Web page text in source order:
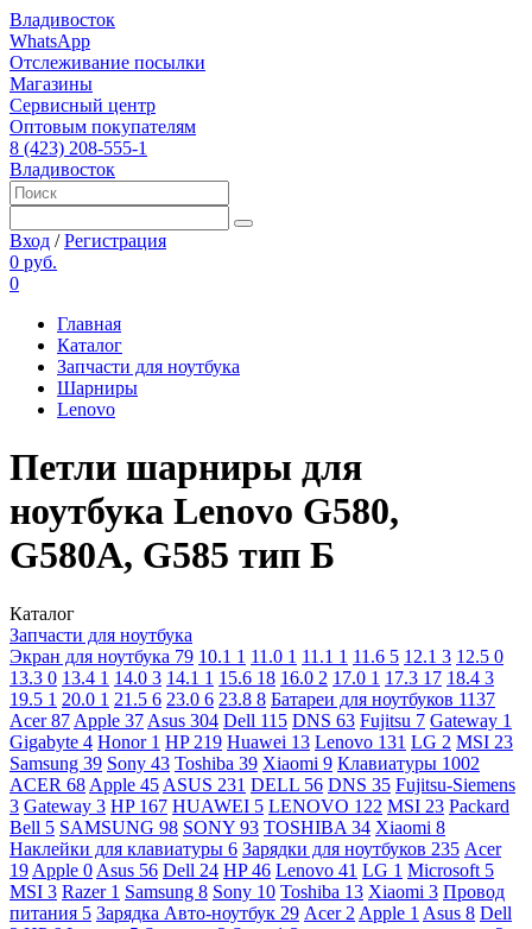
Владивосток
WhatsApp
Отслеживание посылки
Магазины
Сервисный центр
Оптовым покупателям
8 (423) 208-555-1
Владивосток
Вход /Регистрация
0 руб.
0
Главная
Каталог
Запчасти для ноутбука
Шарниры
Lenovo
Петли шарниры для
ноутбука Lenovo G580,
G580A, G585 тип Б
Каталог
Запчасти для ноутбука
Экран для ноутбука 79 10.1 1 11.0 1 11.1 1 11.6 5 12.1 3 12.5 0
13.3 0 13.4 1 14.0 3 14.1 1 15.6 18 16.0 2 17.0 1 17.3 17 18.4 3
19.5 1 20.0 1 21.5 6 23.0 6 23.8 8 Батареи для ноутбуков 1137
Acer87 Apple 37 Asus 304 Dell 115 DNS 63 Fujitsu 7 Gateway 1
Gigabyte 4 Honor 1 HP 219 Huawei 13 Lenovo 131 LG 2 MSI 23
Samsung 39 Sony 43 Toshiba 39 Xiaomi 9 Клавиатуры 1002
ACER 68 Apple 45 ASUS 231 DELL 56 DNS 35 Fujitsu-Siemens
3 Gateway 3 HP 167 HUAWEI 5 LENOVO 122 MSI 23 Packard
Bell 5 SAMSUNG 98 SONY 93 TOSHIBA 34 Xiaomi 8
Наклейки для клавиатуры 6 Зарядки для ноутбуков 235 Acer
19 Apple 0 Asus 56 Dell 24 HP46 Lenovo 41 LG 1 Microsoft 5
MSI 3 Razer 1 Samsung 8 Sony 10 Toshiba 13 Xiaomi 3 Провод
питания 5 Зарядка Авто-ноутбук 29 Acer 2 Apple 1 Asus 8 Dell